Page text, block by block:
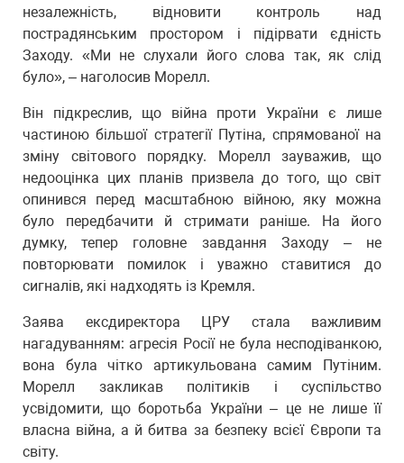
незалежність, відновити контроль над
пострадянським простором і підірвати єдність
Заходу. «Ми не слухали його слова так, як слід
було», – наголосив Морелл.
Він підкреслив, що війна проти України є лише
частиною більшої стратегії Путіна, спрямованої на
зміну світового порядку. Морелл зауважив, що
недооцінка цих планів призвела до того, що світ
опинився перед масштабною війною, яку можна
було передбачити й стримати раніше. На його
думку, тепер головне завдання Заходу – не
повторювати помилок і уважно ставитися до
сигналів, які надходять із Кремля.
Заява ексдиректора ЦРУ стала важливим
нагадуванням: агресія Росії не була несподіванкою,
вона була чітко артикульована самим Путіним.
Морелл закликав політиків і суспільство
усвідомити, що боротьба України – це не лише її
власна війна, а й битва за безпеку всієї Європи та
світу.